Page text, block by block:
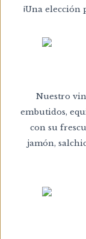
¡Una elección
Nuestro
embutidos,
con su
jamón,